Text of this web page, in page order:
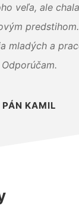
veľa, ale
mladých a
Odporúčam.
PÁN KAMIL